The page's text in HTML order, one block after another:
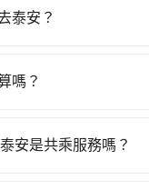
泰安？
金$1,500起，九人
天就需往返彰化縣
嗎？
如大佛交通、彰化
安是共乘服務嗎？